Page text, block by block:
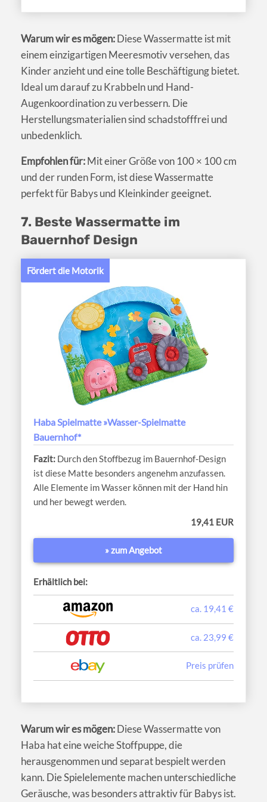
Warum wir es mögen:Diese Wassermatte ist mit
einem einzigartigen Meeresmotiv versehen, das
Kinder anzieht und eine tolle Beschäftigung bietet.
Ideal um darauf zu Krabbeln und Hand-
Augenkoordination zu verbessern. Die
Herstellungsmaterialien sind schadstofffrei und
unbedenklich.
Empfohlen für:Mit einer Größe von 100 × 100 cm
und der runden Form, ist diese Wassermatte
perfekt für Babys und Kleinkinder geeignet.
7. Beste Wassermatte im
Bauernhof Design
Fördert die Motorik
Haba Spielmatte »Wasser-Spielmatte
Bauernhof*
Durch den Stoffbezug im Bauernhof-Design
ist diese Matte besonders angenehm anzufassen.
Alle Elemente im Wasser können mit der Hand hin
und her bewegt werden.
19,41 EUR
» zum Angebot
Erhältlich bei:
ca. 19,41 €
ca. 23,99 €
Preis prüfen
Warum wir es mögen:Diese Wassermatte von
Haba hat eine weiche Stoffpuppe, die
herausgenommen und separat bespielt werden
kann. Die Spielelemente machen unterschiedliche
Geräusche, was besonders attraktiv für Babys ist.